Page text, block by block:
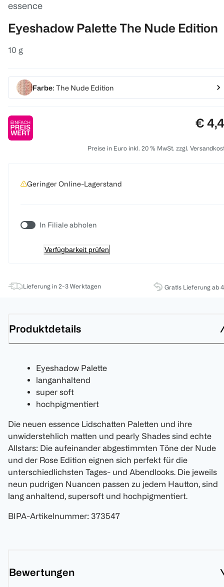
essence
Eyeshadow Palette The Nude Edition
10 g
Farbe: The Nude Edition
€
Preise in Euro inkl. 20 % MwSt. zzgl.
Geringer Online-Lagerstand
In Filiale abholen
Verfügbarkeit prüfen
Lieferung in 2-3 Werktagen Gratis Lieferung ab
Produktdetails
Eyeshadow Palette
langanhaltend
super soft
hochpigmentiert
Die neuen essence Lidschatten Paletten und ihre
unwiderstehlich matten und pearly Shades sind echte
Allstars: Die aufeinander abgestimmten Töne der Nude
und der Rose Edition eignen sich perfekt für die
unterschiedlichsten Tages- und Abendlooks. Die jeweils
neun pudrigen Nuancen passen zu jedem Hautton, sind
lang anhaltend, supersoft und hochpigmentiert.
BIPA-Artikelnummer: 373547
Bewertungen